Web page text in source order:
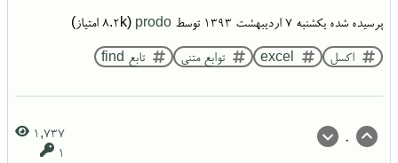
پرسیده شده یکشنبه ۷ اردیبهشت ۱۳۹۳ توسط prodo
(
8.2k امتیاز)
اکسل excel توابع متنی تابع find
0
1,737
1